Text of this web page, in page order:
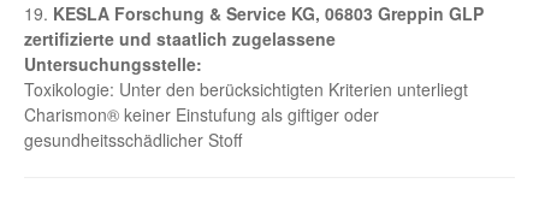
19. KESLA Forschung & Service KG, 06803 Greppin GLP
zertifizierte und staatlich zugelassene
Untersuchungsstelle:
Toxikologie: Unter den berücksichtigten Kriterien unterliegt
Charismon® keiner Einstufung als giftiger oder
gesundheitsschädlicher Stoff